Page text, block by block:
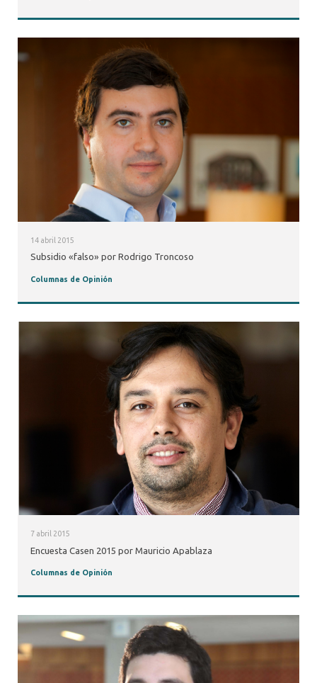
14 abril 2015
Subsidio «falso» por Rodrigo Troncoso
Columnas de Opinión
7 abril 2015
Encuesta Casen 2015 por Mauricio Apablaza
Columnas de Opinión